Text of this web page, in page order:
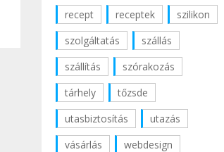
recept
receptek
szilikon
szolgáltatás
szállás
szállítás
szórakozás
tárhely
tőzsde
utasbiztosítás
utazás
vásárlás
webdesign